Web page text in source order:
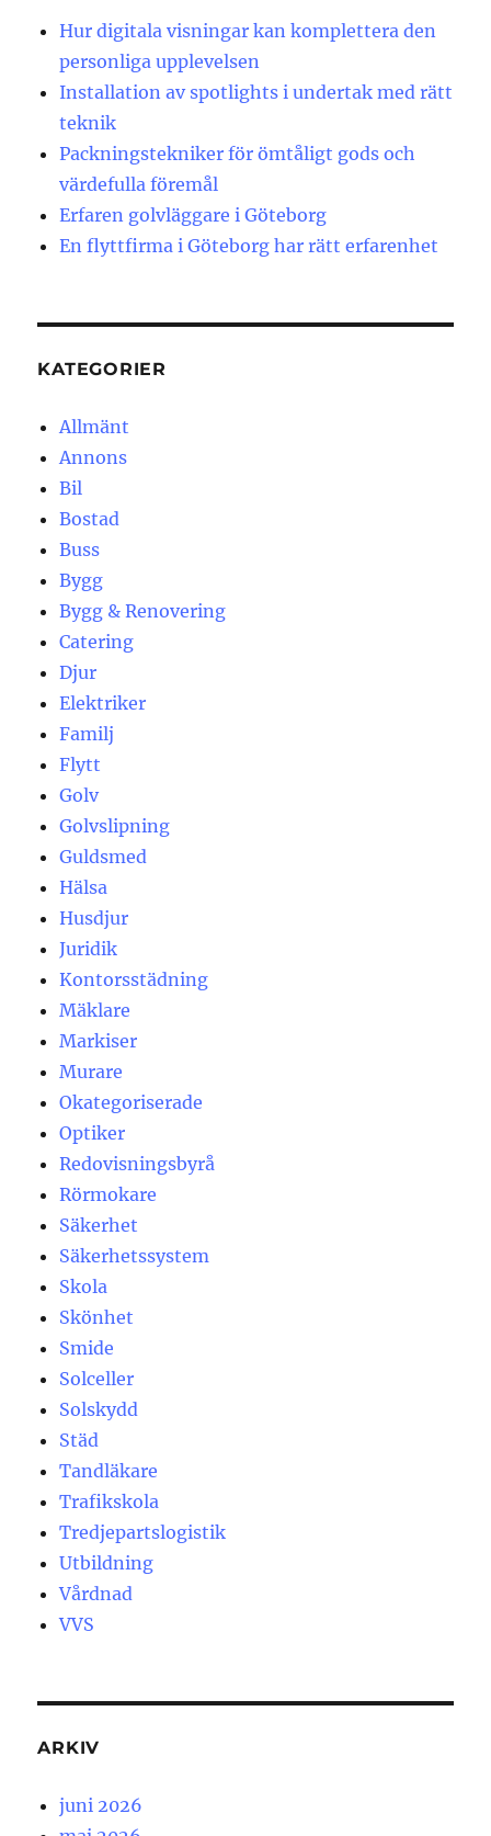
Hur digitala visningar kan komplettera den
personliga upplevelsen
Installation av spotlights i undertak med rätt
teknik
Packningstekniker för ömtåligt gods och
värdefulla föremål
Erfaren golvläggare i Göteborg
En flyttfirma i Göteborg har rätt erfarenhet
KATEGORIER
Allmänt
Annons
Bil
Bostad
Buss
Bygg
Bygg & Renovering
Catering
Djur
Elektriker
Familj
Flytt
Golv
Golvslipning
Guldsmed
Hälsa
Husdjur
Juridik
Kontorsstädning
Mäklare
Markiser
Murare
Okategoriserade
Optiker
Redovisningsbyrå
Rörmokare
Säkerhet
Säkerhetssystem
Skola
Skönhet
Smide
Solceller
Solskydd
Städ
Tandläkare
Trafikskola
Tredjepartslogistik
Utbildning
Vårdnad
VVS
ARKIV
juni 2026